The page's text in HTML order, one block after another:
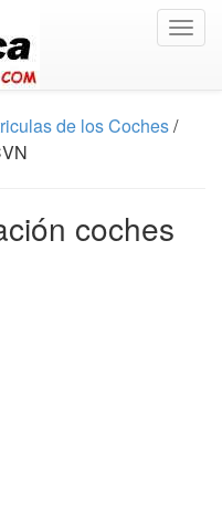
de los Coches/
coches